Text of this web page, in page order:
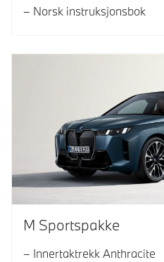
Norsk instruksjonsbok
M Sportspakke
Innertaktrekk Anthracite